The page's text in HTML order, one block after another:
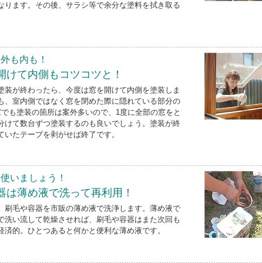
ります。その後、サラシ等で余分な塗料を拭き取る
も内も！
けて内側もコツコツと！
装が終わったら、今度は窓を開けて内側を塗装しま
、室内側ではなく窓を閉めた際に隠れている部分の
も塗装の箇所は案外多いので、1度に全部の窓をと
けて数台ずつ塗装するのも良いでしょう。塗装が終
いたテープを剥がせば終了です。
いましょう！
は薄め液で洗って再利用！
刷毛や容器を市販の薄め液で洗浄します。薄め液で
洗い流して乾燥させれば、刷毛や容器はまた次回も
済的。ひとつあると何かと便利な薄め液です。